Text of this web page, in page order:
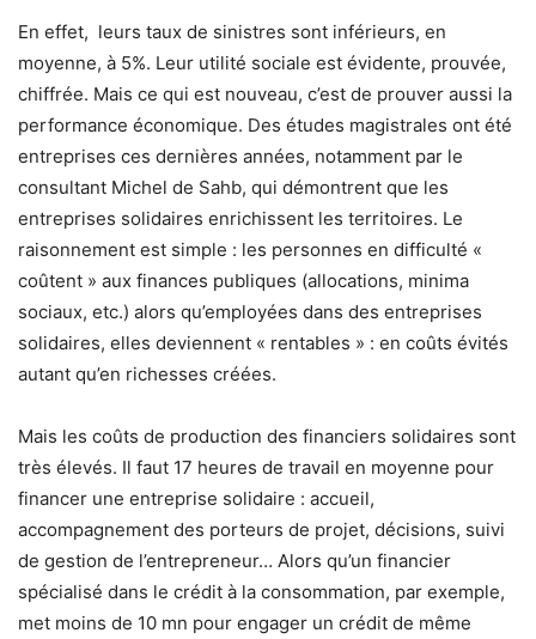
En effet, leurs taux de sinistres sont inférieurs, en
moyenne, à 5%. Leur utilité sociale est évidente, prouvée,
chiffrée. Mais ce qui est nouveau, c’est de prouver aussi la
performance économique. Des études magistrales ont été
entreprises ces dernières années, notamment par le
consultant Michel de Sahb, qui démontrent que les
entreprises solidaires enrichissent les territoires. Le
raisonnement est simple : les personnes en difficulté «
coûtent » aux finances publiques (allocations, minima
sociaux, etc.) alors qu’employées dans des entreprises
solidaires, elles deviennent « rentables » : en coûts évités
autant qu’en richesses créées.
Mais les coûts de production des financiers solidaires sont
très élevés. Il faut 17 heures de travail en moyenne pour
financer une entreprise solidaire : accueil,
accompagnement des porteurs de projet, décisions, suivi
de gestion de l’entrepreneur… Alors qu’un financier
spécialisé dans le crédit à la consommation, par exemple,
met moins de 10 mn pour engager un crédit de même